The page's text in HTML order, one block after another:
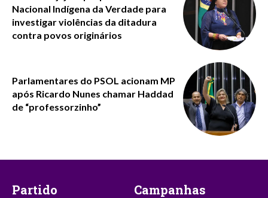
Nacional Indígena da Verdade para
investigar violências da ditadura
contra povos originários
Parlamentares do PSOL acionam MP
após Ricardo Nunes chamar Haddad
de “professorzinho”
Partido Campanhas